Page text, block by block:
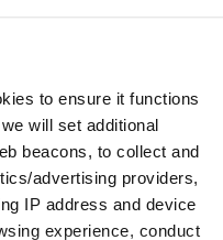
to ensure it functions
will set additional
beacons, to collect and
advertising providers,
IP address and device
experience, conduct
ジョン
アーズ